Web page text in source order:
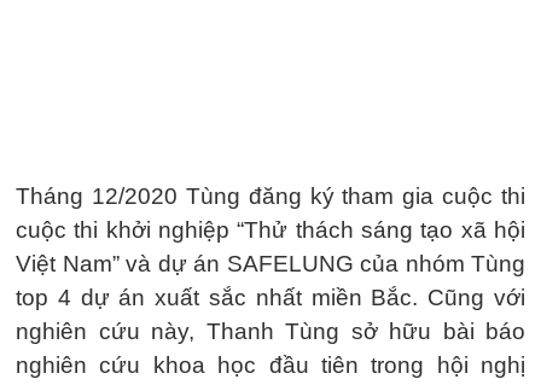
Tháng 12/2020 Tùng đăng ký tham gia cuộc thi
cuộc thi khởi nghiệp “Thử thách sáng tạo xã hội
Việt Nam” và dự án SAFELUNG của nhóm Tùng
top 4 dự án xuất sắc nhất miền Bắc. Cũng với
nghiên cứu này, Thanh Tùng sở hữu bài báo
nghiên cứu khoa học đầu tiên trong hội nghị